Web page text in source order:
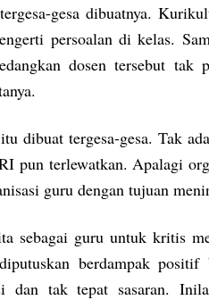
gesa dibuatnya.
persoalan di kelas.
dosen tersebut tak
dibuat tergesa-gesa. Tak
pun terlewatkan. Apalagi
guru dengan tujuan
sebagai guru untuk kritis
berdampak
dan tak tepat sasaran.